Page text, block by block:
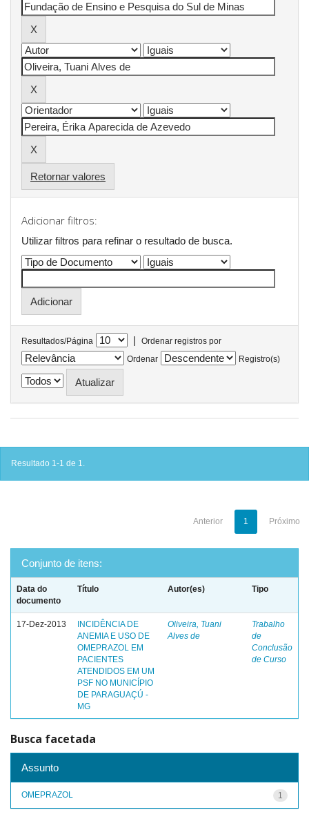
Retornar valores
Adicionar filtros:
Utilizar filtros para refinar o resultado de busca.
Resultados/Página |
Ordenar registros por
Ordenar
Registro(s)
Resultado 1-1 de 1.
Anterior 1 Próximo
Conjunto de itens:
Data do
documento
Título Autor(es) Tipo
17-Dez-2013
INCIDÊNCIA DE
ANEMIA E USO DE
OMEPRAZOL EM
PACIENTES
ATENDIDOS EM UM
PSF NO MUNICÍPIO
DE PARAGUAÇÚ -
MG
Oliveira, Tuani
Alves de
Trabalho
de
Conclusão
de Curso
Busca facetada
Assunto
1
OMEPRAZOL